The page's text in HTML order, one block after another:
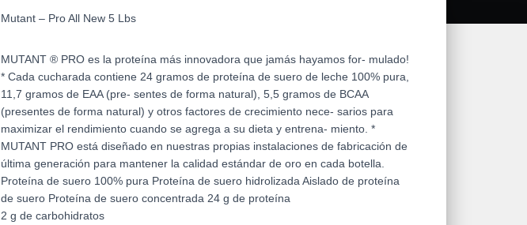
Mutant – Pro All New 5 Lbs
MUTANT ® PRO es la proteína más innovadora que jamás hayamos for- mulado!
* Cada cucharada contiene 24 gramos de proteína de suero de leche 100% pura,
11,7 gramos de EAA (pre- sentes de forma natural), 5,5 gramos de BCAA
(presentes de forma natural) y otros factores de crecimiento nece- sarios para
maximizar el rendimiento cuando se agrega a su dieta y entrena- miento. *
MUTANT PRO está diseñado en nuestras propias instalaciones de fabricación de
última generación para mantener la calidad estándar de oro en cada botella.
Proteína de suero 100% pura Proteína de suero hidrolizada Aislado de proteína
de suero Proteína de suero concentrada 24 g de proteína
2 g de carbohidratos